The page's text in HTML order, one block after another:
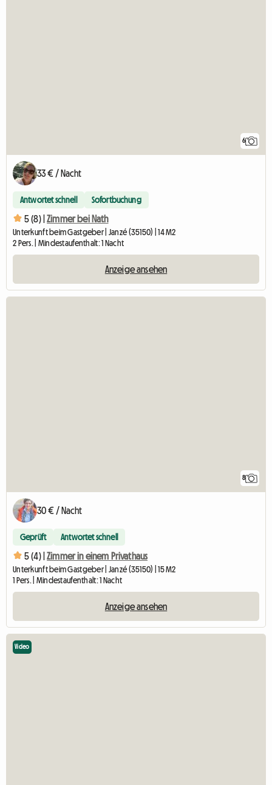
6
33 € / Nacht
Antwortet schnell Sofortbuchung
5 (8) | Zimmer bei Nath
Unterkunft beim Gastgeber | Janzé (35150) | 14 M2
2 Pers. | Mindestaufenthalt: 1 Nacht
Anzeige ansehen
8
30 € / Nacht
Geprüft Antwortet schnell
5 (4) | Zimmer in einem Privathaus
Unterkunft beim Gastgeber | Janzé (35150) | 15 M2
1 Pers. | Mindestaufenthalt: 1 Nacht
Anzeige ansehen
Video